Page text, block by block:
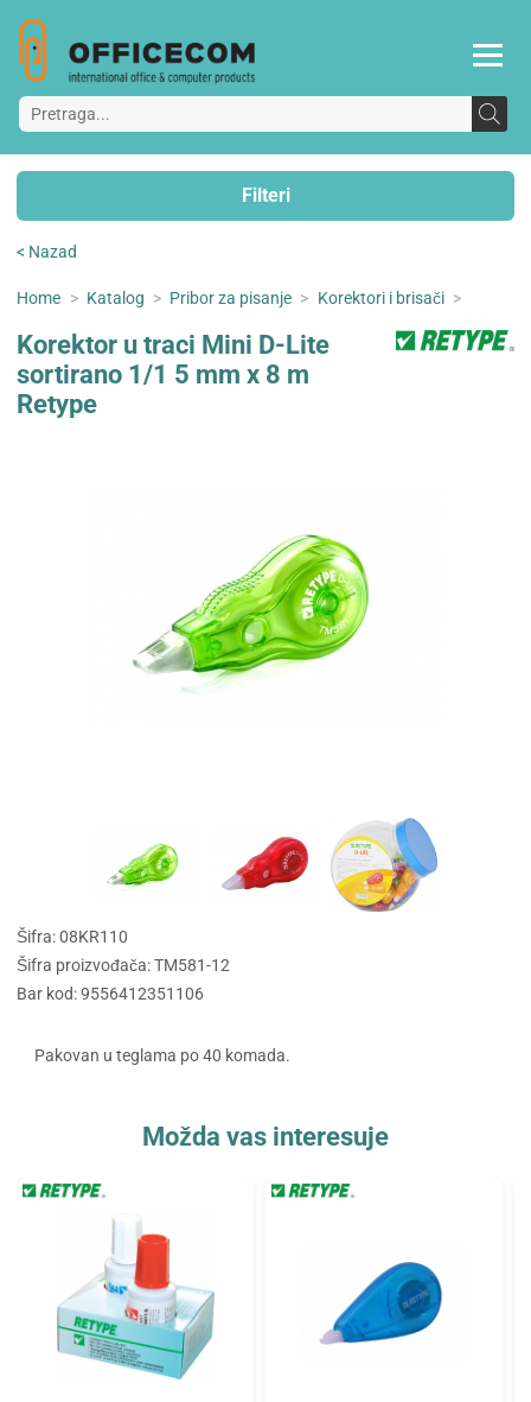
Filteri
< Nazad
Home > Katalog > Pribor za pisanje > Korektori i brisači >
Korektor u traci Mini D-Lite
sortirano 1/1 5 mm x 8 m
Retype
Šifra: 08KR110
Šifra proizvođača: TM581-12
Bar kod: 9556412351106
Pakovan u teglama po 40 komada.
Možda vas interesuje